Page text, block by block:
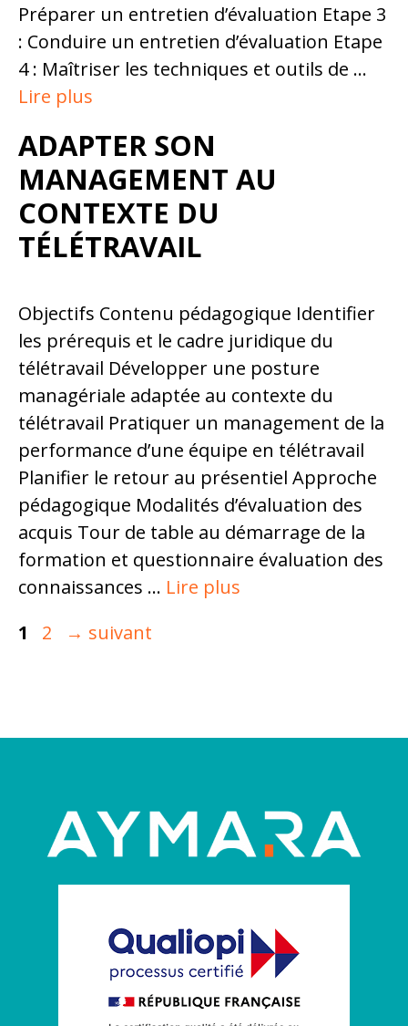
Préparer un entretien d’évaluation Etape 3
: Conduire un entretien d’évaluation Etape
4 : Maîtriser les techniques et outils de …
Lire plus
ADAPTER SON
MANAGEMENT AU
CONTEXTE DU
TÉLÉTRAVAIL
Objectifs Contenu pédagogique Identifier
les prérequis et le cadre juridique du
télétravail Développer une posture
managériale adaptée au contexte du
télétravail Pratiquer un management de la
performance d’une équipe en télétravail
Planifier le retour au présentiel Approche
pédagogique Modalités d’évaluation des
acquis Tour de table au démarrage de la
formation et questionnaire évaluation des
connaissances … Lire plus
Page
1 Page
2 → suivant